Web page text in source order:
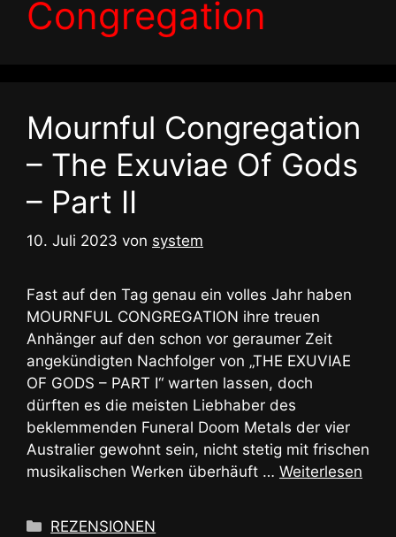
Congregation
Mournful Congregation
– The Exuviae Of Gods
– Part II
10. Juli 2023 von system
Fast auf den Tag genau ein volles Jahr haben
MOURNFUL CONGREGATION ihre treuen
Anhänger auf den schon vor geraumer Zeit
angekündigten Nachfolger von „THE EXUVIAE
OF GODS – PART I“ warten lassen, doch
dürften es die meisten Liebhaber des
beklemmenden Funeral Doom Metals der vier
Australier gewohnt sein, nicht stetig mit frischen
musikalischen Werken überhäuft … Weiterlesen
Kategorien
REZENSIONEN